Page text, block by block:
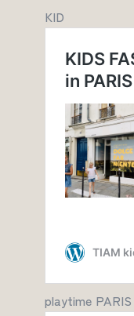
KID
playtime PARIS